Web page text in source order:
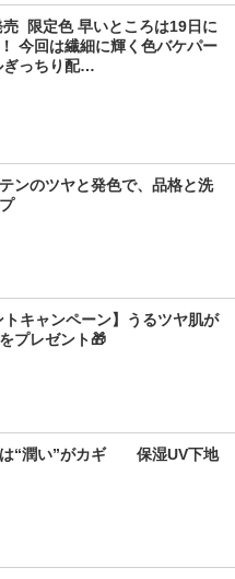
限定色 早いところは19日に
今回は繊細に輝く色バケパー
ぎっちり配…
ンのツヤと発色で、品格と洗
トキャンペーン】うるツヤ肌が
プレゼント🎁
“潤い”がカギ　　保湿UV下地